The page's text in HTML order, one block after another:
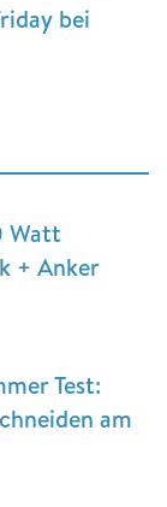
bei
Watt
+ Anker
Test:
am